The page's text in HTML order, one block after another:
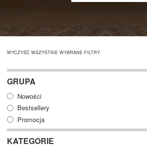
WYCZYŚĆ WSZYSTKIE WYBRANE FILTRY
GRUPA
Nowości
Bestsellery
Promocja
KATEGORIE